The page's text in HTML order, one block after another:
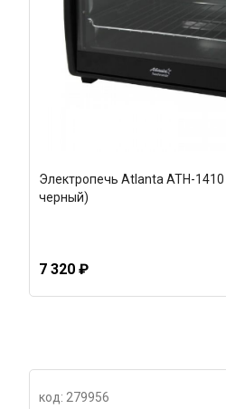
Электропечь Atlanta ATH-
черный)
7 320 ₽
код: 279956